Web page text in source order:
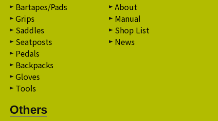
Bartapes/Pads
Grips
Saddles
Seatposts
Pedals
Backpacks
Gloves
Tools
About
Manual
Shop List
News
Others